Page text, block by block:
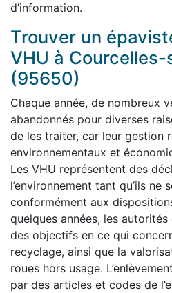
d’information.
Trouver un
VHU à
(95650)
Chaque année, de nombreux
abandonnés pour diverses
de les traiter, car leur gestion
environnementaux et
Les VHU représentent des
l’environnement tant qu’ils ne
conformément aux
quelques années, les
des objectifs en ce qui
recyclage, ainsi que la
roues hors usage.
par des articles et codes de